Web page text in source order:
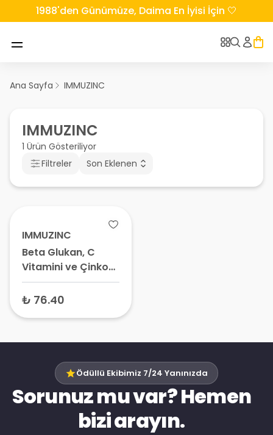
1988'den Günümüze, Daima En İyisi İçin 🤍
Ana Sayfa IMMUZINC
IMMUZINC
1 Ürün Gösteriliyor
Filtreler
Son Eklenen
IMMUZINC
Beta Glukan, C
Vitamini ve Çinko
İçeren Takviye Edici
Gıda 820 mg x 20
₺ 76.40
Ödüllü Ekibimiz 7/24 Yanınızda
Sorunuz mu var? Hemen
bizi arayın.